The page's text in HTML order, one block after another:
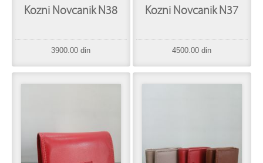
Kozni Novcanik N38
3900.00 din
Kozni Novcanik N37
4500.00 din